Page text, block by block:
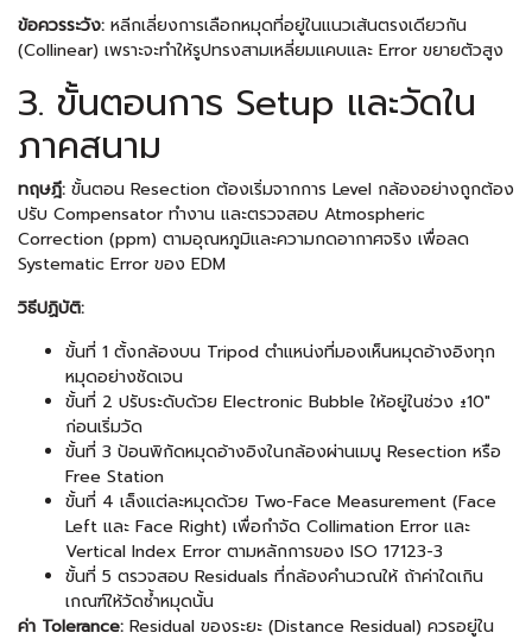
ข้อควรระวัง: หลีกเลี่ยงการเลือกหมุดที่อยู่ในแนวเส้นตรงเดียวกัน
(Collinear) เพราะจะทำให้รูปทรงสามเหลี่ยมแคบและ Error ขยายตัวสูง
3. ขั้นตอนการ Setup และวัดใน
ภาคสนาม
ทฤษฎี: ขั้นตอน Resection ต้องเริ่มจากการ Level กล้องอย่างถูกต้อง
ปรับ Compensator ทำงาน และตรวจสอบ Atmospheric
Correction (ppm) ตามอุณหภูมิและความกดอากาศจริง เพื่อลด
Systematic Error ของ EDM
วิธีปฏิบัติ:
ขั้นที่ 1 ตั้งกล้องบน Tripod ตำแหน่งที่มองเห็นหมุดอ้างอิงทุก
หมุดอย่างชัดเจน
ขั้นที่ 2 ปรับระดับด้วย Electronic Bubble ให้อยู่ในช่วง ±10″
ก่อนเริ่มวัด
ขั้นที่ 3 ป้อนพิกัดหมุดอ้างอิงในกล้องผ่านเมนู Resection หรือ
Free Station
ขั้นที่ 4 เล็งแต่ละหมุดด้วย Two-Face Measurement (Face
Left และ Face Right) เพื่อกำจัด Collimation Error และ
Vertical Index Error ตามหลักการของ ISO 17123-3
ขั้นที่ 5 ตรวจสอบ Residuals ที่กล้องคำนวณให้ ถ้าค่าใดเกิน
เกณฑ์ให้วัดซ้ำหมุดนั้น
ค่า Tolerance: Residual ของระยะ (Distance Residual) ควรอยู่ใน